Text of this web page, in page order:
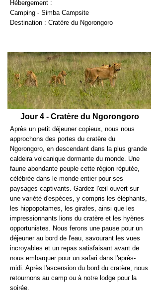
Hébergement :
Camping - Simba Campsite
Destination : Cratère du Ngorongoro
Jour 4 - Cratère du Ngorongoro
Après un petit déjeuner copieux, nous nous
approchons des portes du cratère du
Ngorongoro, en descendant dans la plus grande
caldeira volcanique dormante du monde. Une
faune abondante peuple cette région réputée,
célébrée dans le monde entier pour ses
paysages captivants. Gardez l'œil ouvert sur
une variété d'espèces, y compris les éléphants,
les hippopotames, les girafes, ainsi que les
impressionnants lions du cratère et les hyènes
opportunistes. Nous ferons une pause pour un
déjeuner au bord de l'eau, savourant les vues
incroyables et un repas satisfaisant avant de
nous embarquer pour un safari dans l'après-
midi. Après l'ascension du bord du cratère, nous
retournons au camp ou à notre lodge pour la
soirée.